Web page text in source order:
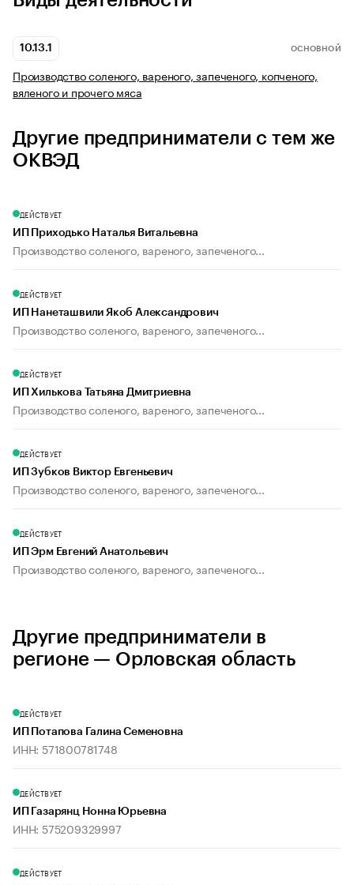
10.13.1 ОСНОВНОЙ
Производство соленого, вареного, запеченого, копченого,
вяленого и прочего мяса
Другие предприниматели с тем же
ОКВЭД
ДЕЙСТВУЕТ
ИП Приходько Наталья Витальевна
Производство соленого, вареного, запеченого...
ДЕЙСТВУЕТ
ИП Нанеташвили Якоб Александрович
Производство соленого, вареного, запеченого...
ДЕЙСТВУЕТ
ИП Хилькова Татьяна Дмитриевна
Производство соленого, вареного, запеченого...
ДЕЙСТВУЕТ
ИП Зубков Виктор Евгеньевич
Производство соленого, вареного, запеченого...
ДЕЙСТВУЕТ
ИП Эрм Евгений Анатольевич
Производство соленого, вареного, запеченого...
Другие предприниматели в
регионе — Орловская область
ДЕЙСТВУЕТ
ИП Потапова Галина Семеновна
ИНН: 571800781748
ДЕЙСТВУЕТ
ИП Газарянц Нонна Юрьевна
ИНН: 575209329997
ДЕЙСТВУЕТ